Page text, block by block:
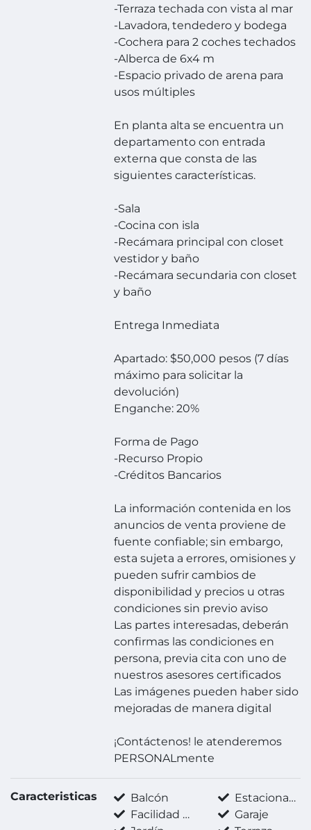
-Terraza techada con vista al mar
-Lavadora, tendedero y bodega
-Cochera para 2 coches techados
-Alberca de 6x4 m
-Espacio privado de arena para
usos múltiples
En planta alta se encuentra un
departamento con entrada
externa que consta de las
siguientes características.
-Sala
-Cocina con isla
-Recámara principal con closet
vestidor y baño
-Recámara secundaria con closet
y baño
Entrega Inmediata
Apartado: $50,000 pesos (7 días
máximo para solicitar la
devolución)
Enganche: 20%
Forma de Pago
-Recurso Propio
-Créditos Bancarios
La información contenida en los
anuncios de venta proviene de
fuente confiable; sin embargo,
esta sujeta a errores, omisiones y
pueden sufrir cambios de
disponibilidad y precios u otras
condiciones sin previo aviso
Las partes interesadas, deberán
confirmas las condiciones en
persona, previa cita con uno de
nuestros asesores certificados
Las imágenes pueden haber sido
mejoradas de manera digital
¡Contáctenos! le atenderemos
PERSONALmente
Caracteristicas Balcón
Estacionamiento techado
Facilidad para estacionarse
Garaje